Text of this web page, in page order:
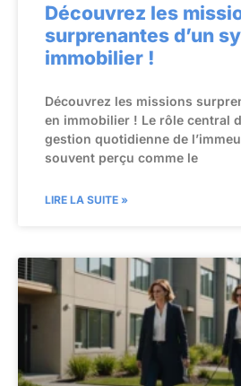
Découvrez les
surprenantes d’un
immobilier !
Découvrez les missions
en immobilier ! Le rôle central
gestion quotidienne de
souvent perçu comme le
LIRE LA SUITE »